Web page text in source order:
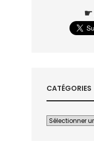
☛
CATÉGORIES